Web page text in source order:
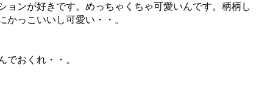
ョンが好きです。めっちゃくちゃ可愛いんです。柄柄し
かっこいいし可愛い・・。
でおくれ・・。